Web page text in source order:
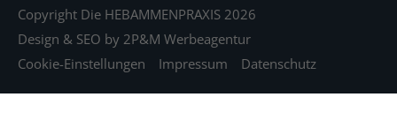
Copyright Die HEBAMMENPRAXIS 2026
Design & SEO by 2P&M Werbeagentur
Cookie-Einstellungen
Impressum Datenschutz